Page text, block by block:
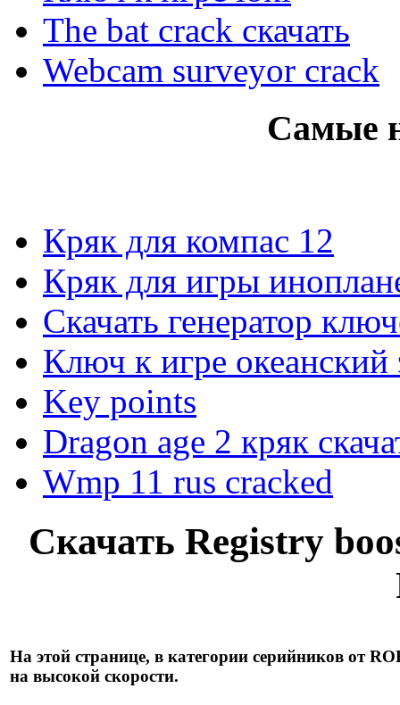
The bat crack скачать
Webcam surveyor crack
Самые
Кряк для компас 12
Кряк для игры
Скачать генератор
Ключ к игре океанский
Key points
Dragon age 2 кряк
Wmp 11 rus cracked
Скачать Registry
На этой странице, в категории серийников от
на высокой скорости.